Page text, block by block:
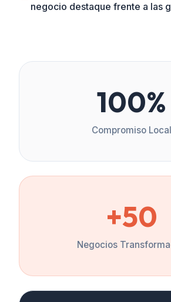
negocio destaque frente a las
100%
Compromiso Local
+50
Negocios